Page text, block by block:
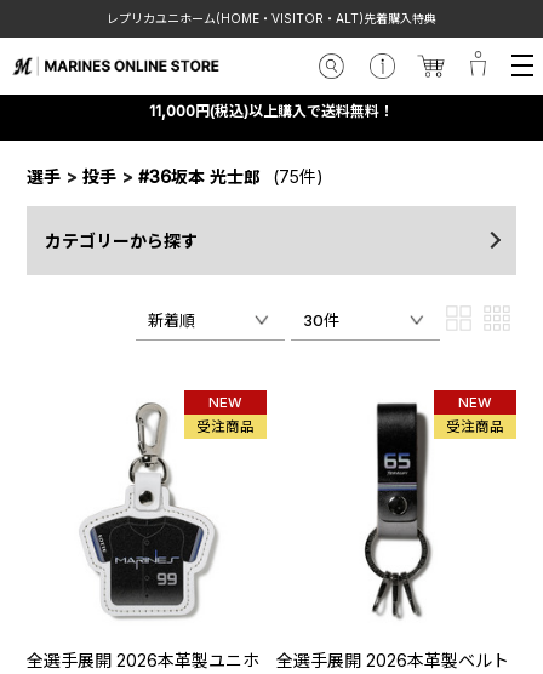
レプリカユニホーム(HOME・VISITOR・ALT)先着購入特典
11,000円(税込)以上購入で送料無料！
選手 >投手 >#36坂本 光士郎 (75件)
カテゴリーから探す
新着順 30件
NEW
受注商品
全選手展開 2026本革製ユニホ
NEW
受注商品
全選手展開 2026本革製ベルト